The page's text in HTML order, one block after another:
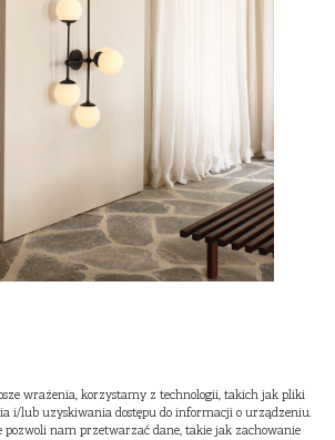
wrażenia, korzystamy z technologii, takich jak pliki
i/lub uzyskiwania dostępu do informacji o urządzeniu.
pozwoli nam przetwarzać dane, takie jak zachowanie